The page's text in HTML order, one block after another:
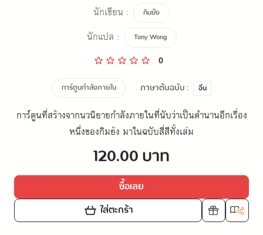
นักเขียน : กิมย้ง
นักแปล : Tony Wong
0
การ์ตูนกำลังภายใน ภาษาต้นฉบับ : จีน
การ์ตูนที่สร้างจากนวนิยายกำลังภายในที่นับว่าเป็นตำนานอีกเรื่อง
หนึ่งของกิมย้ง มาในฉบับสี่สีทั้งเล่ม
120.00 บาท
ซื้อเลย
ใส่ตะกร้า